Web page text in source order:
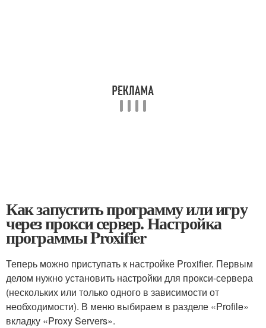
Как запустить программу или игру
через прокси сервер. Настройка
программы Proxifier
Теперь можно приступать к настройке Proxifier. Первым
делом нужно установить настройки для прокси-сервера
(нескольких или только одного в зависимости от
необходимости). В меню выбираем в разделе «Profile»
вкладку «Proxy Servers».